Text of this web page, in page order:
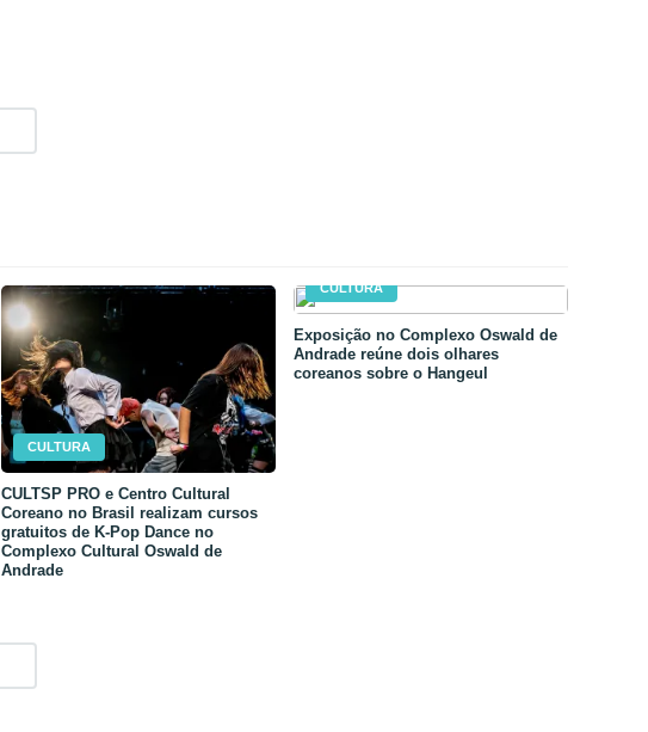
CULTURA
CULTSP PRO e Centro Cultural
Coreano no Brasil realizam cursos
gratuitos de K-Pop Dance no
Complexo Cultural Oswald de
Andrade
CULTURA
Exposição no Complexo Oswald de
Andrade reúne dois olhares
coreanos sobre o Hangeul